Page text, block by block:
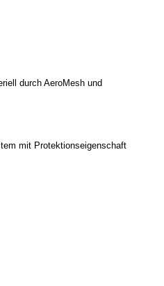
durch AeroMesh und
mit Protektionseigenschaft